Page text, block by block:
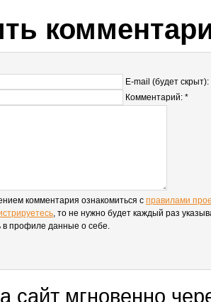
E-mail (будет скрыт):
Комментарий: *
комментария ознакомиться с правилами
, то не нужно будет каждый раз
в профиле данные о себе.
сайт мгновенно